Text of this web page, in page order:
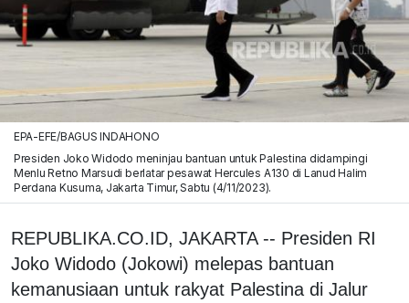
EPA-EFE/BAGUS INDAHONO
Presiden Joko Widodo meninjau bantuan untuk Palestina didampingi
Menlu Retno Marsudi berlatar pesawat Hercules A130 di Lanud Halim
Perdana Kusuma, Jakarta Timur, Sabtu (4/11/2023).
REPUBLIKA.CO.ID, JAKARTA -- Presiden RI
Joko Widodo (Jokowi) melepas bantuan
kemanusiaan untuk rakyat Palestina di Jalur